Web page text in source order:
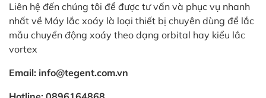
Liên hệ đến chúng tôi để được tư vấn và phục vụ nhanh
nhất về Máy lắc xoáy là loại thiết bị chuyên dùng để lắc
mẫu chuyển động xoáy theo dạng orbital hay kiểu lắc
vortex
Email: info@tegent.com.vn